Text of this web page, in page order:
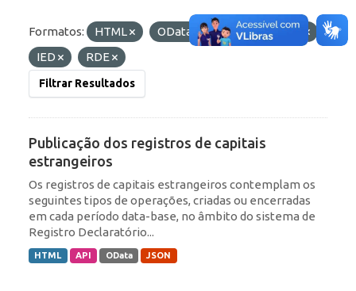
Formatos: HTML OData Etiquetas:
ROF
IED
RDE
Filtrar Resultados
Publicação dos registros de capitais
estrangeiros
Os registros de capitais estrangeiros contemplam os
seguintes tipos de operações, criadas ou encerradas
em cada período data-base, no âmbito do sistema de
Registro Declaratório...
HTML API OData JSON